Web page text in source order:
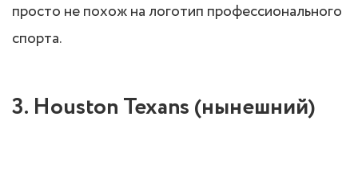
просто не похож на логотип профессионального
спорта.
3. Houston Texans (нынешний)